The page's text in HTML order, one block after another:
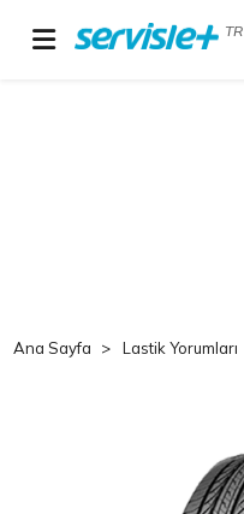
TR
Ana Sayfa Lastik Yorumları